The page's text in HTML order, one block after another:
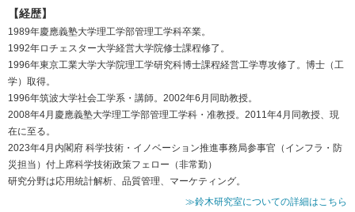
【経歴】
1989年慶應義塾大学理工学部管理工学科卒業。
1992年ロチェスター大学経営大学院修士課程修了。
1996年東京工業大学大学院理工学研究科博士課程経営工学専攻修了。博士（工
学）取得。
1996年筑波大学社会工学系・講師。2002年6月同助教授。
2008年4月慶應義塾大学理工学部管理工学科・准教授。2011年4月同教授、現
在に至る。
2023年4月内閣府 科学技術・イノベーション推進事務局参事官（インフラ・防
災担当）付上席科学技術政策フェロー（非常勤）
研究分野は応用統計解析、品質管理、マーケティング。
≫鈴木研究室についての詳細はこちら